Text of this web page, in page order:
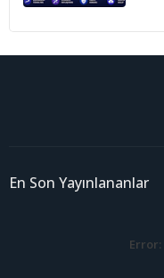
En Son Yayınlananlar
Error: